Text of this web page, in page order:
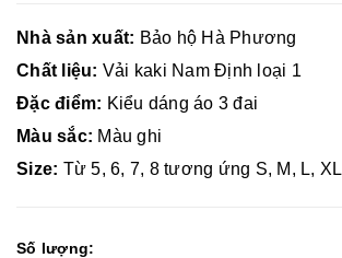
Nhà sản xuất: Bảo hộ Hà Phương
Chất liệu: Vải kaki Nam Định loại 1
Đặc điểm: Kiểu dáng áo 3 đai
Màu sắc: Màu ghi
Size: Từ 5, 6, 7, 8 tương ứng S, M, L, XL
Số lượng: